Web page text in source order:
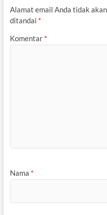
Alamat email Anda tidak
ditandai *
Komentar *
Nama *